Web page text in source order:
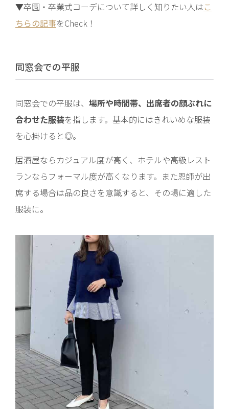
▼卒園・卒業式コーデについて詳しく知りたい人はこ
ちらの記事をCheck！
同窓会での平服
同窓会での平服は、 場所や時間帯、出席者の顔ぶれに
合わせた服装を指します。基本的にはきれいめな服装
を心掛けると◎。
居酒屋ならカジュアル度が高く、ホテルや高級レスト
ランならフォーマル度が高くなります。また恩師が出
席する場合は品の良さを意識すると、その場に適した
服装に。